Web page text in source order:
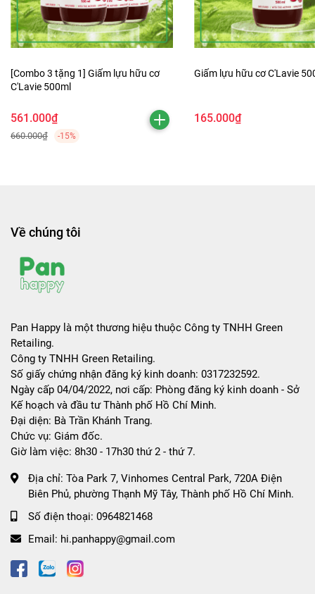
[Combo 3 tặng 1] Giấm lựu hữu cơ
C'Lavie 500ml
561.000₫
660.000₫ -15%
Giấm lựu hữu cơ C'Lavie
165.000₫
Về chúng tôi
Pan Happy là một thương hiệu thuộc Công ty TNHH Green
Retailing.
Công ty TNHH Green Retailing.
Số giấy chứng nhận đăng ký kinh doanh: 0317232592.
Ngày cấp 04/04/2022, nơi cấp: Phòng đăng ký kinh doanh - Sở
Kế hoạch và đầu tư Thành phố Hồ Chí Minh.
Đại diện: Bà Trần Khánh Trang.
Chức vụ: Giám đốc.
Giờ làm việc: 8h30 - 17h30 thứ 2 - thứ 7.
Địa chỉ: Tòa Park 7, Vinhomes Central Park, 720A Điện
Biên Phủ, phường Thạnh Mỹ Tây, Thành phố Hồ Chí Minh.
Số điện thoại: 0964821468
Email: hi.panhappy@gmail.com